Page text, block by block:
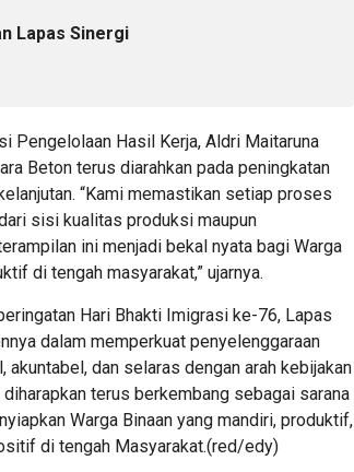
Lapas Sinergi
Pengelolaan Hasil Kerja, Aldri Maitaruna
Beton terus diarahkan pada peningkatan
“Kami memastikan setiap proses
sisi kualitas produksi maupun
ini menjadi bekal nyata bagi Warga
di tengah masyarakat,” ujarnya.
Hari Bhakti Imigrasi ke-76, Lapas
dalam memperkuat penyelenggaraan
dan selaras dengan arah kebijakan
terus berkembang sebagai sarana
Warga Binaan yang mandiri, produktif,
di tengah Masyarakat.(red/edy)